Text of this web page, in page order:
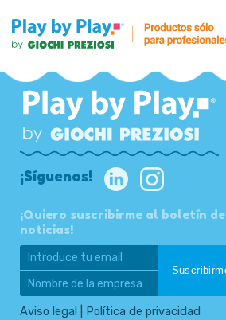
¡Síguenos!
¡Quiero suscribirme al boletín de
noticias!
Aviso legal Política de privacidad